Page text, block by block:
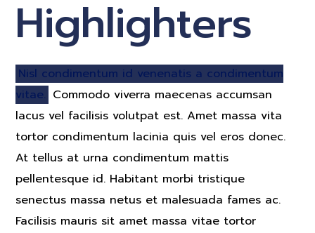
Highlighters
Nisl condimentum id venenatis a condimentum
vitae. Commodo viverra maecenas accumsan
lacus vel facilisis volutpat est. Amet massa vita
tortor condimentum lacinia quis vel eros donec.
At tellus at urna condimentum mattis
pellentesque id. Habitant morbi tristique
senectus massa netus et malesuada fames ac.
Facilisis mauris sit amet massa vitae tortor